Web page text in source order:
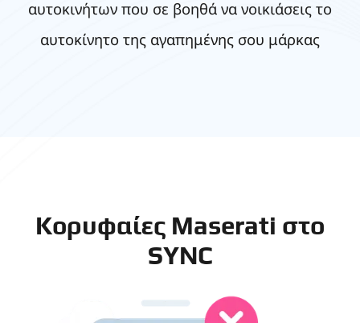
αυτοκινήτων που σε βοηθά να νοικιάσεις το
αυτοκίνητο της αγαπημένης σου μάρκας
Κορυφαίες Maserati στο
SYNC